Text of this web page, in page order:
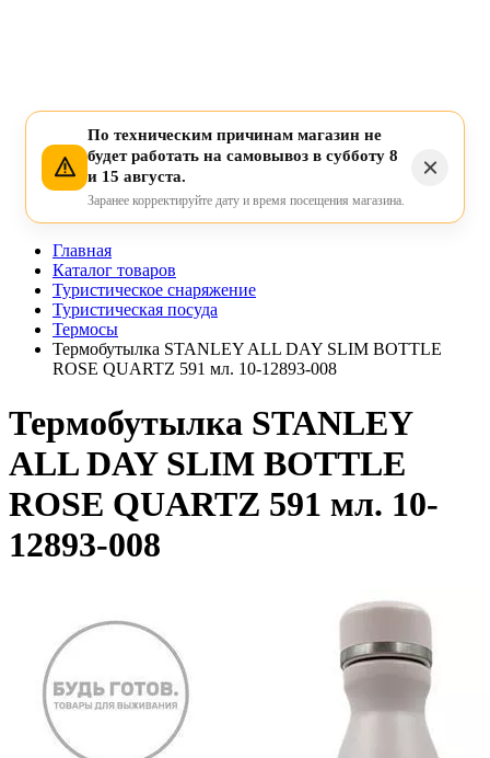
По техническим причинам магазин не
будет работать на самовывоз в субботу 8
и 15 августа.
Заранее корректируйте дату и время посещения магазина.
Главная
Каталог товаров
Туристическое снаряжение
Туристическая посуда
Термосы
Термобутылка STANLEY ALL DAY SLIM BOTTLE
ROSE QUARTZ 591 мл. 10-12893-008
Термобутылка STANLEY
ALL DAY SLIM BOTTLE
ROSE QUARTZ 591 мл. 10-
12893-008